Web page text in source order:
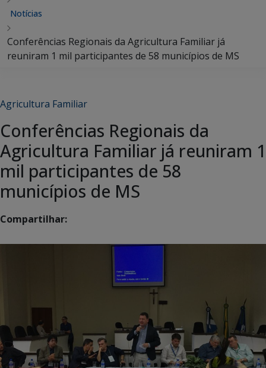
Notícias
Conferências Regionais da Agricultura Familiar já
reuniram 1 mil participantes de 58 municípios de MS
Agricultura Familiar
Conferências Regionais da
Agricultura Familiar já reuniram 1
mil participantes de 58
municípios de MS
Compartilhar: